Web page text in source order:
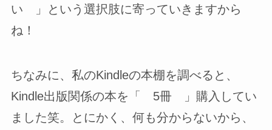
い 」という選択肢に寄っていきますから
ね！
ちなみに、私のKindleの本棚を調べると、
Kindle出版関係の本を「 5冊 」購入してい
ました笑。とにかく、何も分からないから、